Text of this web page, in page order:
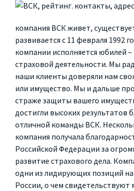
компания ВСК живет,
развивается с 11 февраля 1992
компании исполняется юбилей
страховой деятельности. Мы
наши клиенты доверяли нам
или имущество. Мы и дальше
страже защиты вашего
достигли высоких результатов
отличной команды ВСК.
компания получала
Российской Федерации за
развитие страхового дела.
одни из лидирующих позиций
России, о чем свидетельствуют